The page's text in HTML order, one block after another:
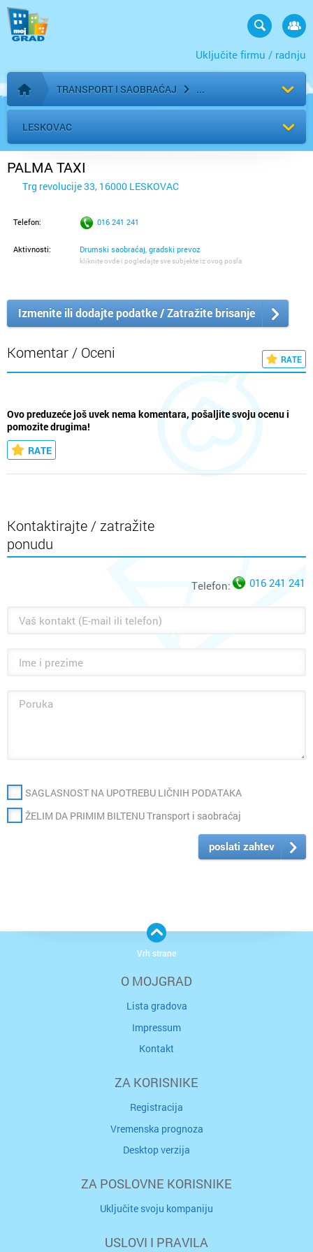
Uključite firmu / radnju
Početna stranica
TRANSPORT I SAOBRAĆAJ
LESKOVAC
PALMA TAXI
Trg revolucije 33, 16000 LESKOVAC
Telefon: 016 241 241
Aktivnosti: Drumski saobraćaj, gradski prevoz
kliknite ovde i pogledajte sve subjekte iz ovog posla
Izmenite ili dodajte podatke / Zatražite brisanje
Komentar / Oceni RATE
Ovo preduzeće još uvek nema komentara, pošaljite svoju ocenu i
pomozite drugima!
RATE
Kontaktirajte / zatražite
ponudu
Telefon: 016 241 241
SAGLASNOST NA UPOTREBU LIČNIH PODATAKA
ŽELIM DA PRIMIM BILTENU Transport i saobraćaj
poslati zahtev
O MOJGRAD
Lista gradova
Impressum
Kontakt
ZA KORISNIKE
Registracija
Vremenska prognoza
Desktop verzija
ZA POSLOVNE KORISNIKE
Uključite svoju kompaniju
USLOVI I PRAVILA
Vrh strane